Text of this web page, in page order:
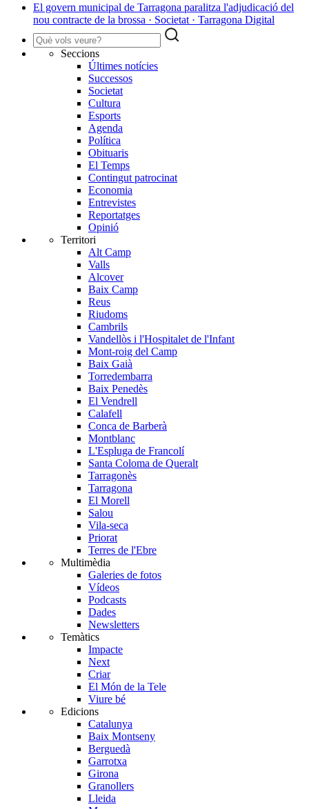
El govern municipal de Tarragona paralitza l'adjudicació del
nou contracte de la brossa · Societat · Tarragona Digital
Seccions
Últimes notícies
Successos
Societat
Cultura
Esports
Agenda
Política
Obituaris
El Temps
Contingut patrocinat
Economia
Entrevistes
Reportatges
Opinió
Territori
Alt Camp
Valls
Alcover
Baix Camp
Reus
Riudoms
Cambrils
Vandellòs i l'Hospitalet de l'Infant
Mont-roig del Camp
Baix Gaià
Torredembarra
Baix Penedès
El Vendrell
Calafell
Conca de Barberà
Montblanc
L'Espluga de Francolí
Santa Coloma de Queralt
Tarragonès
Tarragona
El Morell
Salou
Vila-seca
Priorat
Terres de l'Ebre
Multimèdia
Galeries de fotos
Vídeos
Podcasts
Dades
Newsletters
Temàtics
Impacte
Next
Criar
El Món de la Tele
Viure bé
Edicions
Catalunya
Baix Montseny
Berguedà
Garrotxa
Girona
Granollers
Lleida